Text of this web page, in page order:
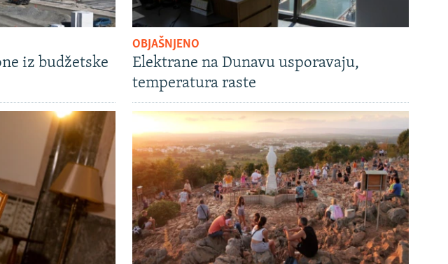
iz budžetske
OBJAŠNJENO
Elektrane na Dunavu usporavaju,
temperatura raste